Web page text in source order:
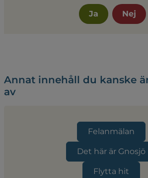
Ja Nej
Annat innehåll du kanske
av
Felanmälan
Det här är Gnosjö
Flytta hit